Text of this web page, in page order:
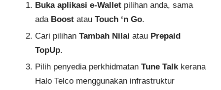
Buka aplikasi e-Wallet pilihan anda, sama
ada Boost atau Touch ‘n Go.
Cari pilihan Tambah Nilai atau Prepaid
TopUp.
Pilih penyedia perkhidmatan Tune Talkkerana
Halo Telco menggunakan infrastruktur